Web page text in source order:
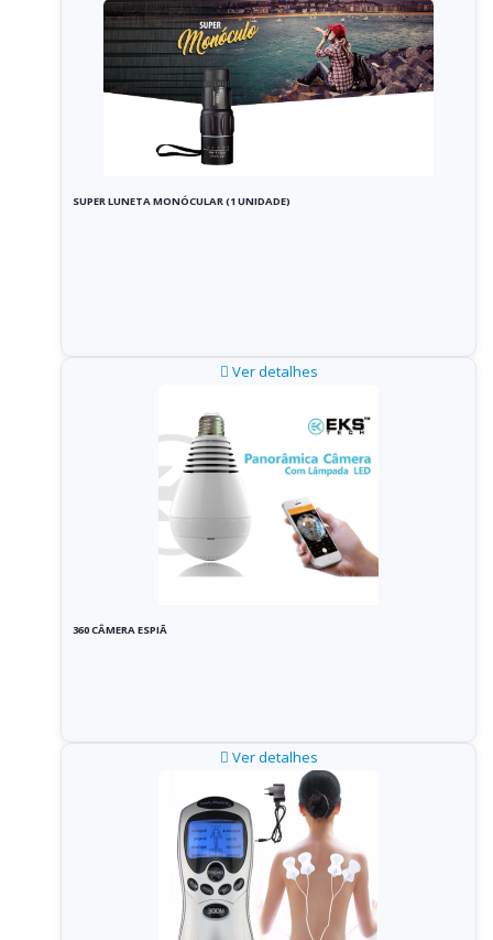
SUPER LUNETA MONÓCULAR (1 UNIDADE)
Ver detalhes
360 CÂMERA ESPIÃ
Ver detalhes